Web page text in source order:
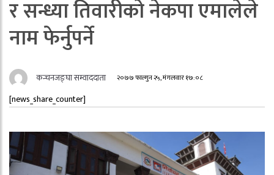
र सन्ध्या तिवारीको नेकपा एमालेले
नाम फेर्नुपर्ने
कन्चनजङ्घा सम्वाददाता २०७७ फाल्गुन २५, मंगलवार १७:०८
[news_share_counter]